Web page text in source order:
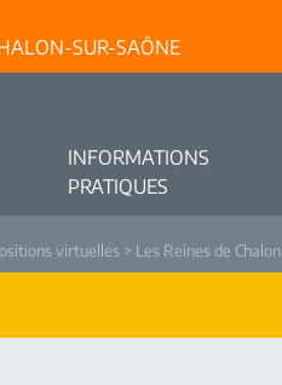
SUR-SAÔNE
INFORMATIONS
PRATIQUES
virtuelles > Les Reines de Chalon